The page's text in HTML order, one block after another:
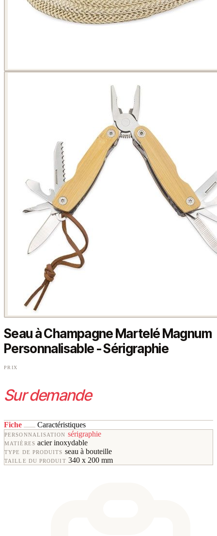
Seau à Champagne Martelé Magnum
Personnalisable - Sérigraphie
PRIX
Sur demande
Fiche Caractéristiques
PERSONNALISATION sérigraphie
MATIÈRES acier inoxydable
TYPE DE PRODUITS seau à bouteille
TAILLE DU PRODUIT 340 x 200 mm